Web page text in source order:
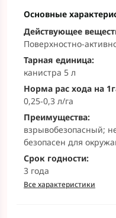
Основные
Действующее
Поверхностно-
Тарная единица:
канистра 5 л
Норма рас хода на
0,25-0,3 л/га
Преимущества:
взрывобезопасный;
безопасен для
Срок годности:
3 года
Все характеристики